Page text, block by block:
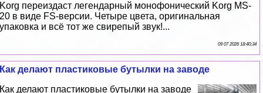
Korg переиздаст легендарный монофонический Korg MS-
20 в виде FS-версии. Четыре цвета, оригинальная
упаковка и всё тот же свирепый звук!...
09 07 2026 18:40:34
Как делают пластиковые бутылки на заводе
Как делают пластиковые бутылки на заводе